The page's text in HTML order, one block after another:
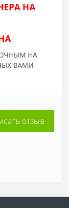
НА
НА
ВАМИ
отзыв